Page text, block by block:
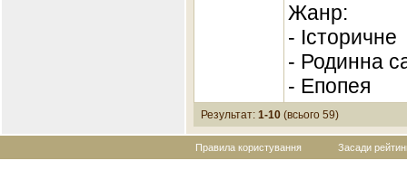
Жанр:
- Історичне
- Родинна
- Епопея
Результат: 1-10 (всього 59)
Правила користування Засади